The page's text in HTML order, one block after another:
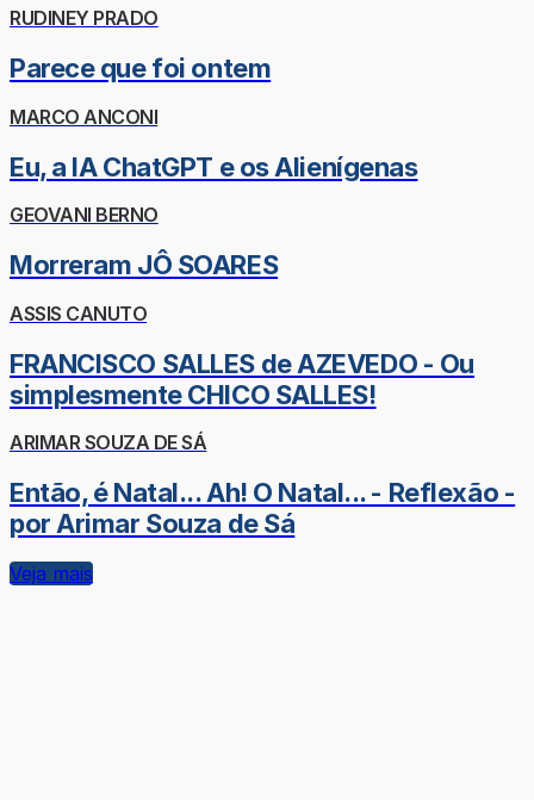
RUDINEY PRADO
Parece que foi ontem
MARCO ANCONI
Eu, a IA ChatGPT e os Alienígenas
GEOVANI BERNO
Morreram JÔ SOARES
ASSIS CANUTO
FRANCISCO SALLES de AZEVEDO - Ou
simplesmente CHICO SALLES!
ARIMAR SOUZA DE SÁ
Então, é Natal... Ah! O Natal... - Reflexão -
por Arimar Souza de Sá
Veja mais